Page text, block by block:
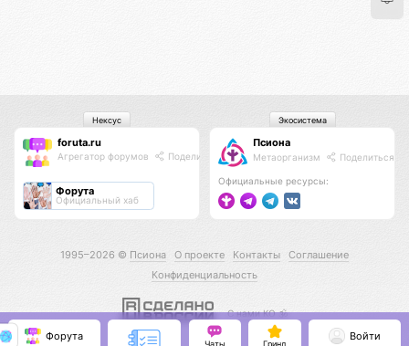
foruta.ru
Агрегатор форумов Поделиться
Форута
Официальный хаб
Нексус
Псиона
Метаорганизм Поделиться
Официальные ресурсы:
Экосистема
1995–2026 © Псиона О проекте Контакты
Соглашение
Конфиденциальность
С нами КО 🕉️
Форута
Чаты Гринд
Войти